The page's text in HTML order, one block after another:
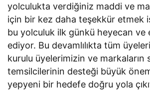
yolculukta verdiğiniz maddi ve
için bir kez daha teşekkür etmek
bu yolculuk ilk günkü heyecan ve
ediyor. Bu devamlılıkta tüm
kurulu üyelerimizin ve markaların
temsilcilerinin desteği büyük
yepyeni bir hedefe doğru yola